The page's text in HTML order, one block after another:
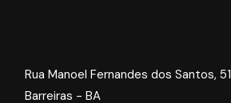
Rua Manoel Fernandes dos Santos, 51
Barreiras - BA